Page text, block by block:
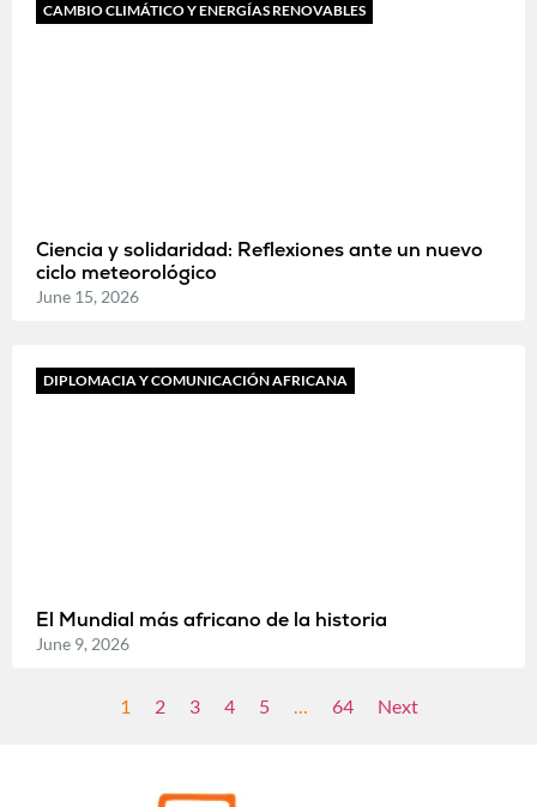
CAMBIO CLIMÁTICO Y ENERGÍAS RENOVABLES
Ciencia y solidaridad: Reflexiones ante un nuevo
ciclo meteorológico
June 15, 2026
DIPLOMACIA Y COMUNICACIÓN AFRICANA
El Mundial más africano de la historia
June 9, 2026
1 2 3 4 5 … 64 Next